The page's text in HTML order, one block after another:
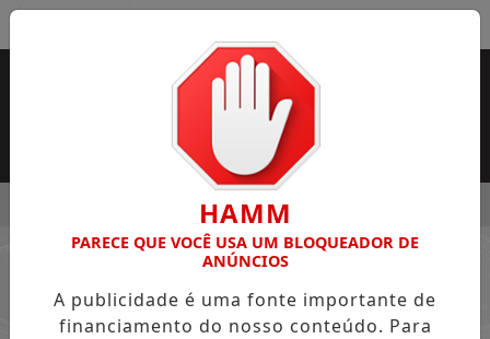
ALUNOS JÁ PODEM CONSULTAR CARTILHA DE REDAÇÃO
EM ALTA
/ GUIA COMERCIAL ONDE COMER
HAMM
PARECE QUE VOCÊ USA UM BLOQUEADOR DE
ANÚNCIOS
A publicidade é uma fonte importante de
financiamento do nosso conteúdo. Para